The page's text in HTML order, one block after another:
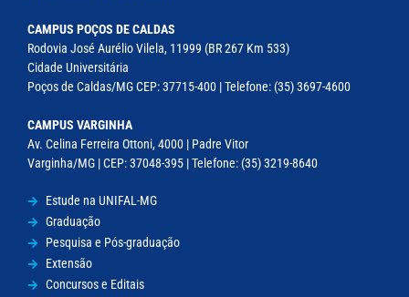
CAMPUS POÇOS DE CALDAS
Rodovia José Aurélio Vilela, 11999 (BR 267 Km 533)
Cidade Universitária
Poços de Caldas/MG CEP: 37715-400 | Telefone: (35) 3697-4600
CAMPUS VARGINHA
Av. Celina Ferreira Ottoni, 4000 | Padre Vitor
Varginha/MG | CEP: 37048-395 | Telefone: (35) 3219-8640
Estude na UNIFAL-MG
Graduação
Pesquisa e Pós-graduação
Extensão
Concursos e Editais